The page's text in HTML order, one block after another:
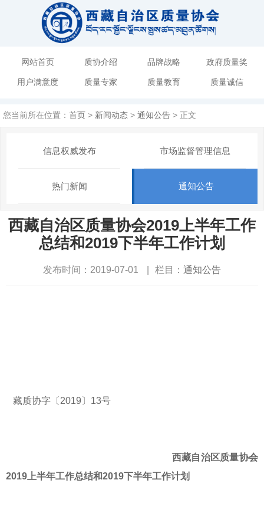
网站首页 质协介绍 品牌战略 政府质量奖
用户满意度 质量专家 质量教育 质量诚信
您当前所在位置： 首页 > 新闻动态 > 通知公告 > 正文
信息权威发布 市场监督管理信息
热门新闻 通知公告
西藏自治区质量协会2019上半年工作
总结和2019下半年工作计划
发布时间：2019-07-01 栏目： 通知公告
藏质协字〔2019〕13号
西藏自治区质量协会
2019上半年工作总结和2019下半年工作计划